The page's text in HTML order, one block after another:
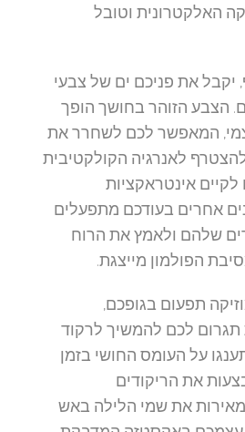
וטובל
את פניכם ים של צבעי
הצבע הזוהר בחושך הופך
המאפשר לכם לשחרר את
לאנרגיה הקולקטיבית
אינטראקציות
אחרים בעודכם מתפעלים
שלהם ולאמץ את הרוח
הפולמון מייצגת.
תפעום בגופכם,
לכם להמשיך לרקוד
על העומס החושי בזמן
את הריקודים
את שמי הלילה באש